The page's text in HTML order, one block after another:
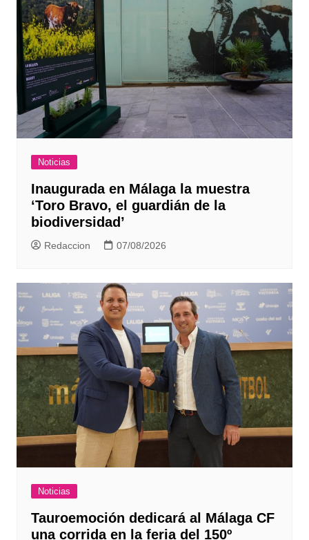
Noticias
Inaugurada en Málaga la muestra
‘Toro Bravo, el guardián de la
biodiversidad’
Redaccion 07/08/2026
Noticias
Tauroemoción dedicará al Málaga CF
una corrida en la feria del 150º